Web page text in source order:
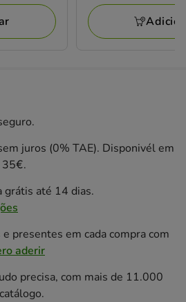
avaliações
4.79€
juros (0% TAE). Disponivél em
35€.
grátis até 14 dias.
presentes em cada compra com
aderir
precisa, com mais de 11.000